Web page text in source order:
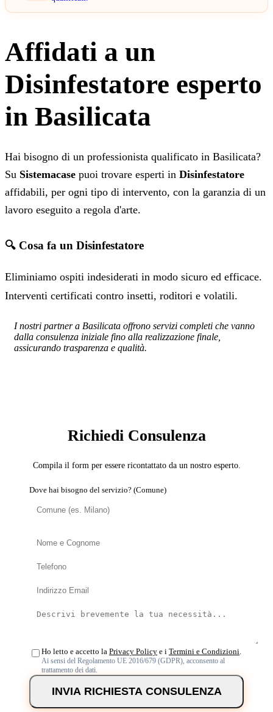
Affidati a un
Disinfestatore esperto
in Basilicata
Hai bisogno di un professionista qualificato in Basilicata?
Su Sistemacase puoi trovare esperti in Disinfestatore
affidabili, per ogni tipo di intervento, con la garanzia di un
lavoro eseguito a regola d'arte.
🔍 Cosa fa un Disinfestatore
Eliminiamo ospiti indesiderati in modo sicuro ed efficace.
Interventi certificati contro insetti, roditori e volatili.
I nostri partner a Basilicata offrono servizi completi che vanno
dalla consulenza iniziale fino alla realizzazione finale,
assicurando trasparenza e qualità.
Richiedi Consulenza
Compila il form per essere ricontattato da un nostro esperto.
Dove hai bisogno del servizio? (Comune)
Ho letto e accetto la Privacy Policy e i Termini e Condizioni.
Ai sensi del Regolamento UE 2016/679 (GDPR), acconsento al
trattamento dei dati.
INVIA RICHIESTA CONSULENZA